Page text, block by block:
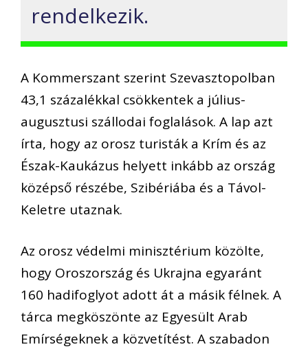
rendelkezik.
A Kommerszant szerint Szevasztopolban
43,1 százalékkal csökkentek a július-
augusztusi szállodai foglalások. A lap azt
írta, hogy az orosz turisták a Krím és az
Észak-Kaukázus helyett inkább az ország
középső részébe, Szibériába és a Távol-
Keletre utaznak.
Az orosz védelmi minisztérium közölte,
hogy Oroszország és Ukrajna egyaránt
160 hadifoglyot adott át a másik félnek. A
tárca megköszönte az Egyesült Arab
Emírségeknek a közvetítést. A szabadon